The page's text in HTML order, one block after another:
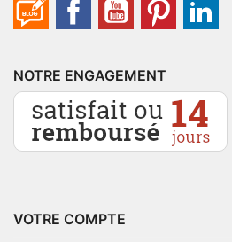
NOTRE ENGAGEMENT
VOTRE COMPTE